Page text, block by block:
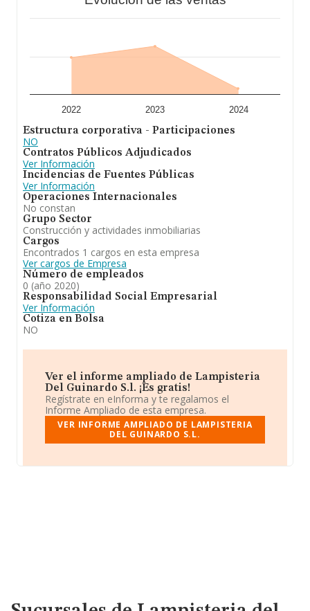
2022 2023 2024
Estructura corporativa - Participaciones
NO
Contratos Públicos Adjudicados
Ver Información
Incidencias de Fuentes Públicas
Ver Información
Operaciones Internacionales
No constan
Grupo Sector
Construcción y actividades inmobiliarias
Cargos
Encontrados 1 cargos en esta empresa
Ver cargos de Empresa
Número de empleados
0 (año 2020)
Responsabilidad Social Empresarial
Ver Información
Cotiza en Bolsa
NO
Ver el informe ampliado de Lampisteria
Del Guinardo S.l. ¡Es gratis!
Regístrate en eInforma y te regalamos el
Informe Ampliado de esta empresa.
VER INFORME AMPLIADO DE LAMPISTERIA
DEL GUINARDO S.L.